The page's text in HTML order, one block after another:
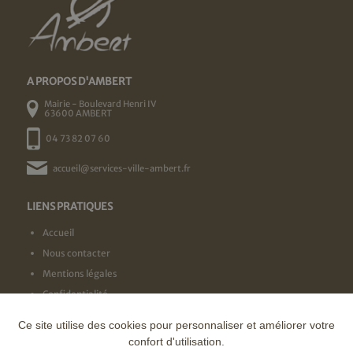
A PROPOS D'AMBERT
Mairie - Boulevard Henri IV
63600 AMBERT
04 73 82 07 60
accueil@services-ville-ambert.fr
LIENS PRATIQUES
Accueil
Nous contacter
Mentions légales
Confidentialité
NOS LABELS
Ce site utilise des cookies pour personnaliser et améliorer votre
confort d'utilisation.